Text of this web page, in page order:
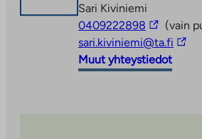
Sari Kiviniemi
0409222898 Linkki
vie
palveluun
(vain
sari.kiviniemi@ta.fi Linkki
Muut yhteystiedot